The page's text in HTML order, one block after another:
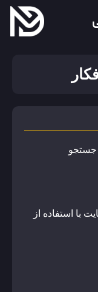
جستجو
با استفاده از